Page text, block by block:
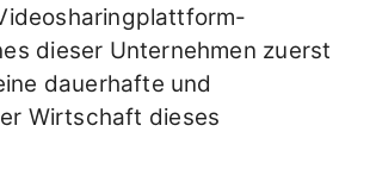
dieser Unternehmen zuerst
dauerhafte und
Wirtschaft dieses